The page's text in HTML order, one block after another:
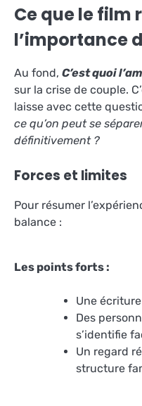
Ce que le film
l’importance
Au fond, C’est quoi
sur la crise de couple.
laisse avec cette
ce qu’on peut se
définitivement ?
Forces et limites
Pour résumer
balance :
Les points forts :
Une
Des
s’identifie
Un regard
structure